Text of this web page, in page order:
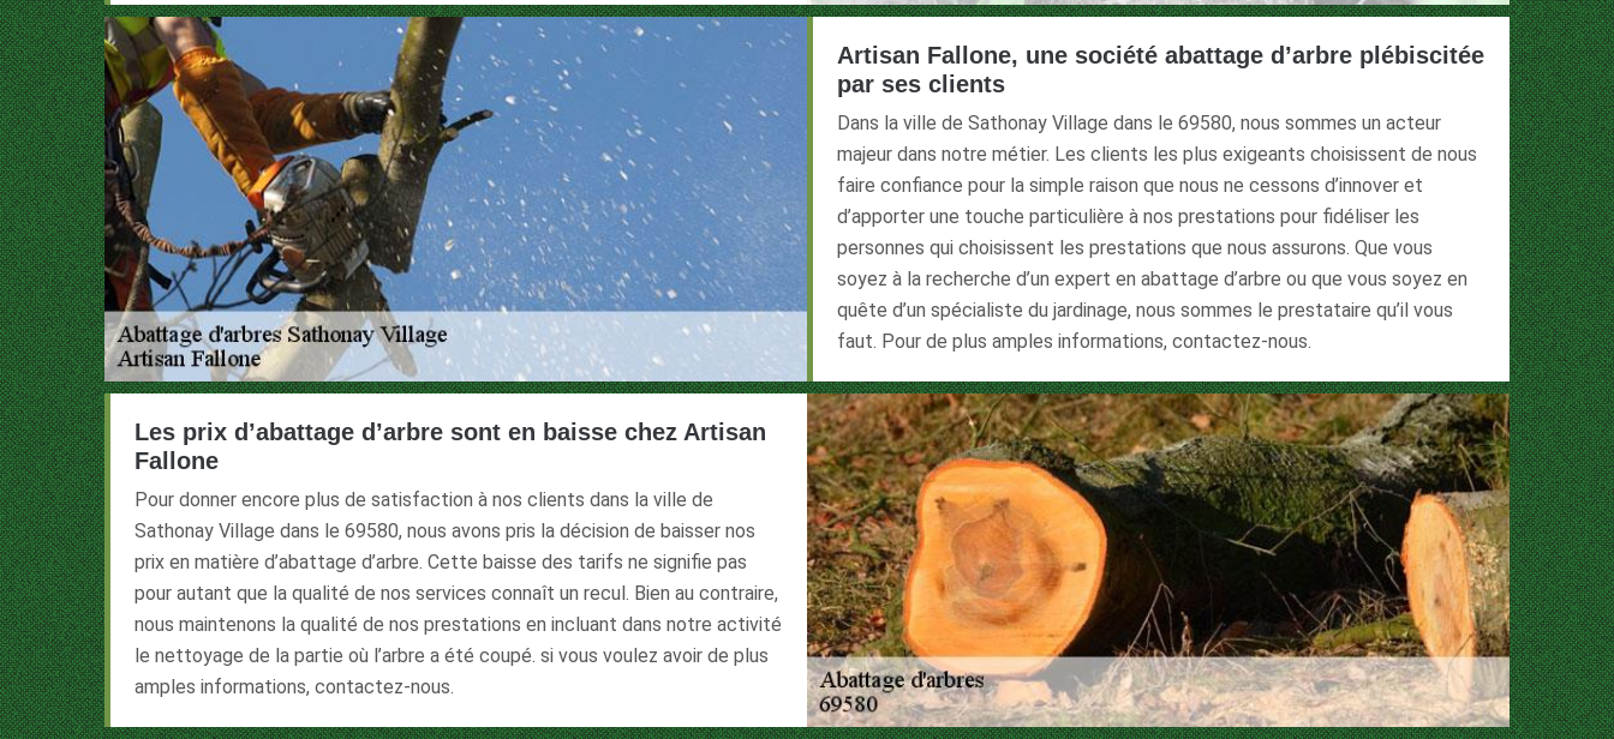
Artisan Fallone, une société abattage d’arbre plébiscitée
par ses clients
Dans la ville de Sathonay Village dans le 69580, nous sommes un acteur
majeur dans notre métier. Les clients les plus exigeants choisissent de nous
faire confiance pour la simple raison que nous ne cessons d’innover et
d’apporter une touche particulière à nos prestations pour fidéliser les
personnes qui choisissent les prestations que nous assurons. Que vous
soyez à la recherche d’un expert en abattage d’arbre ou que vous soyez en
quête d’un spécialiste du jardinage, nous sommes le prestataire qu’il vous
faut. Pour de plus amples informations, contactez-nous.
Les prix d’abattage d’arbre sont en baisse chez Artisan
Fallone
Pour donner encore plus de satisfaction à nos clients dans la ville de
Sathonay Village dans le 69580, nous avons pris la décision de baisser nos
prix en matière d’abattage d’arbre. Cette baisse des tarifs ne signifie pas
pour autant que la qualité de nos services connaît un recul. Bien au contraire,
nous maintenons la qualité de nos prestations en incluant dans notre activité
le nettoyage de la partie où l’arbre a été coupé. si vous voulez avoir de plus
amples informations, contactez-nous.